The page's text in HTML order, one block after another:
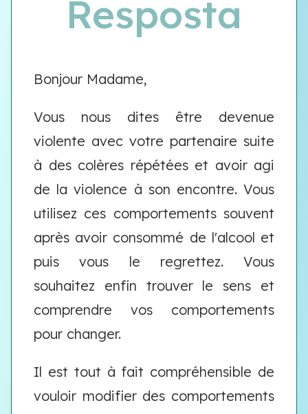
Resposta
Bonjour Madame,
Vous nous dites être devenue
violente avec votre partenaire suite
à des colères répétées et avoir agi
de la violence à son encontre. Vous
utilisez ces comportements souvent
après avoir consommé de l'alcool et
puis vous le regrettez. Vous
souhaitez enfin trouver le sens et
comprendre vos comportements
pour changer.
Il est tout à fait compréhensible de
vouloir modifier des comportements